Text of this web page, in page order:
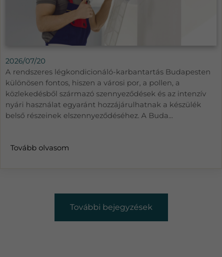
2026/07/20
A rendszeres légkondicionáló-karbantartás Budapesten
különösen fontos, hiszen a városi por, a pollen, a
közlekedésből származó szennyeződések és az intenzív
nyári használat egyaránt hozzájárulhatnak a készülék
belső részeinek elszennyeződéséhez. A Buda...
Tovább olvasom
További bejegyzések